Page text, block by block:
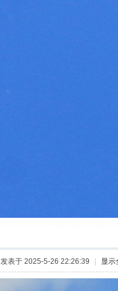
发表于 2025-5-26 22:26:39 显示